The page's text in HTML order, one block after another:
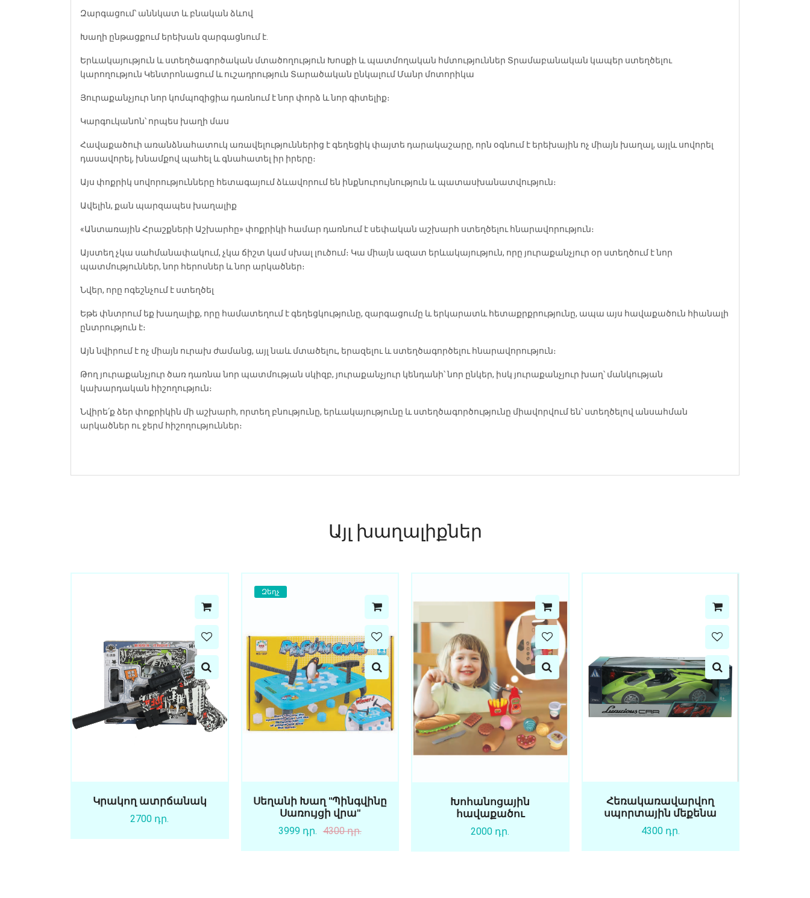
Զարգացում՝ աննկատ և բնական ձևով
Խաղի ընթացքում երեխան զարգացնում է.
Երևակայություն և ստեղծագործական մտածողություն Խոսքի և պատմողական հմտություններ Տրամաբանական կապեր ստեղծելու
կարողություն Կենտրոնացում և ուշադրություն Տարածական ընկալում Մանր մոտորիկա
Յուրաքանչյուր նոր կոմպոզիցիա դառնում է նոր փորձ և նոր գիտելիք։
Կարգուկանոն՝ որպես խաղի մաս
Հավաքածուի առանձնահատուկ առավելություններից է գեղեցիկ փայտե դարակաշարը, որն օգնում է երեխային ոչ միայն խաղալ, այլև սովորել
դասավորել, խնամքով պահել և գնահատել իր իրերը։
Այս փոքրիկ սովորությունները հետագայում ձևավորում են ինքնուրույնություն և պատասխանատվություն։
Ավելին, քան պարզապես խաղալիք
«Անտառային Հրաշքների Աշխարհը» փոքրիկի համար դառնում է սեփական աշխարհ ստեղծելու հնարավորություն։
Այստեղ չկա սահմանափակում, չկա ճիշտ կամ սխալ լուծում։ Կա միայն ազատ երևակայություն, որը յուրաքանչյուր օր ստեղծում է նոր
պատմություններ, նոր հերոսներ և նոր արկածներ։
Նվեր, որը ոգեշնչում է ստեղծել
Եթե փնտրում եք խաղալիք, որը համատեղում է գեղեցկությունը, զարգացումը և երկարատև հետաքրքրությունը, ապա այս հավաքածուն հիանալի
ընտրություն է։
Այն նվիրում է ոչ միայն ուրախ ժամանց, այլ նաև մտածելու, երազելու և ստեղծագործելու հնարավորություն։
Թող յուրաքանչյուր ծառ դառնա նոր պատմության սկիզբ, յուրաքանչյուր կենդանի՝ նոր ընկեր, իսկ յուրաքանչյուր խաղ՝ մանկության
կախարդական հիշողություն։
Նվիրե՛ք ձեր փոքրիկին մի աշխարհ, որտեղ բնությունը, երևակայությունը և ստեղծագործությունը միավորվում են՝ ստեղծելով անսահման
արկածներ ու ջերմ հիշողություններ։
Այլ խաղալիքներ
Կրակող ատրճանակ
2700 դր.
Զեղչ
Սեղանի Խաղ "Պինգվինը
Սառույցի վրա"
3999 դր. 4300 դր.
Խոհանոցային
հավաքածու
2000 դր.
Հեռակառավարվող
սպորտային մեքենա
4300 դր.